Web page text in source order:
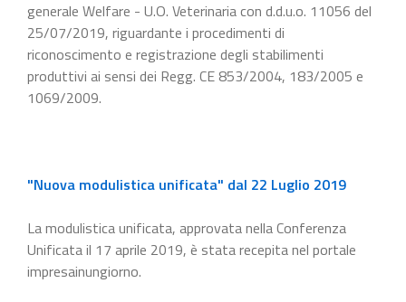
generale Welfare - U.O. Veterinaria con d.d.u.o. 11056 del
25/07/2019, riguardante i procedimenti di
riconoscimento e registrazione degli stabilimenti
produttivi ai sensi dei Regg. CE 853/2004, 183/2005 e
1069/2009.
"Nuova modulistica unificata" dal 22 Luglio 2019
La modulistica unificata, approvata nella Conferenza
Unificata il 17 aprile 2019, è stata recepita nel portale
impresainungiorno.